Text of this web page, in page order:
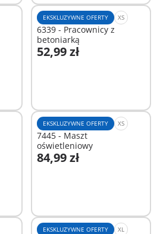
EKSKLUZYWNE OFERTY XS
6339 - Pracownicy z
betoniarką
52,99 zł
Dodaj do koszyka
EKSKLUZYWNE OFERTY XS
7445 - Maszt
oświetleniowy
84,99 zł
Dodaj do koszyka
EKSKLUZYWNE OFERTY XL